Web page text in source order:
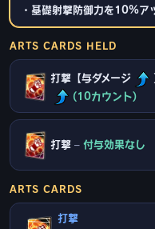
・基礎射撃防御力を10%ア
ARTS CARDS HELD
打撃【与ダメージ
(10カウント)
打撃 – 付与効果なし
ARTS CARDS
打撃